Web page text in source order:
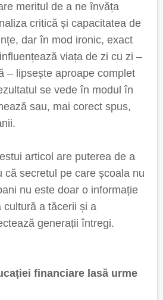
meritul de a ne învăța
critică și capacitatea de
dar în mod ironic, exact
viața de zi cu zi –
– lipsește aproape complet
se vede în modul în
sau, mai corect spus,
articol are puterea de a
că secretul pe care școala nu
nu este doar o informație
cultură a tăcerii și a
generații întregi.
financiare lasă urme